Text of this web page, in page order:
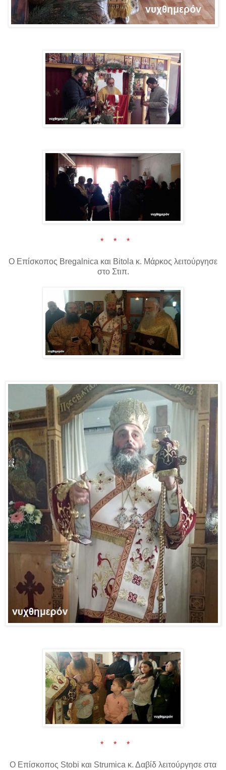
* * *
Ο Επίσκοπος Bregalnica και Bitola κ. Μάρκος λειτούργησε
στο Στιπ.
* * *
Ο Επίσκοπος Stobi και Strumica κ. Δαβίδ λειτούργησε στα